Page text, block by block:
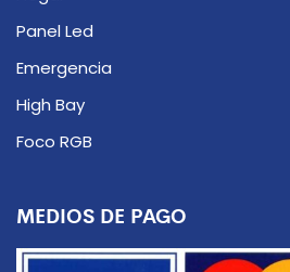
Panel Led
Emergencia
High Bay
Foco RGB
MEDIOS DE PAGO